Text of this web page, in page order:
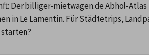
Der billiger-mietwagen.de Abhol-
in Le Lamentin. Für Städtetrips,